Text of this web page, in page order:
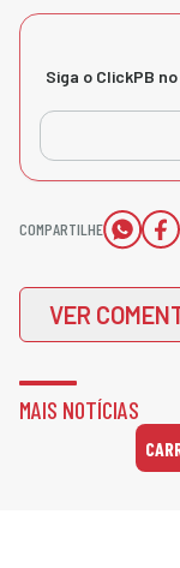
Siga o ClickPB
COMPARTILHE
VER
MAIS NOTÍCIAS